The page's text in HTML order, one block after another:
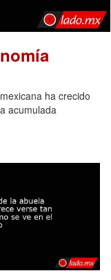
ha crecido
acumulada